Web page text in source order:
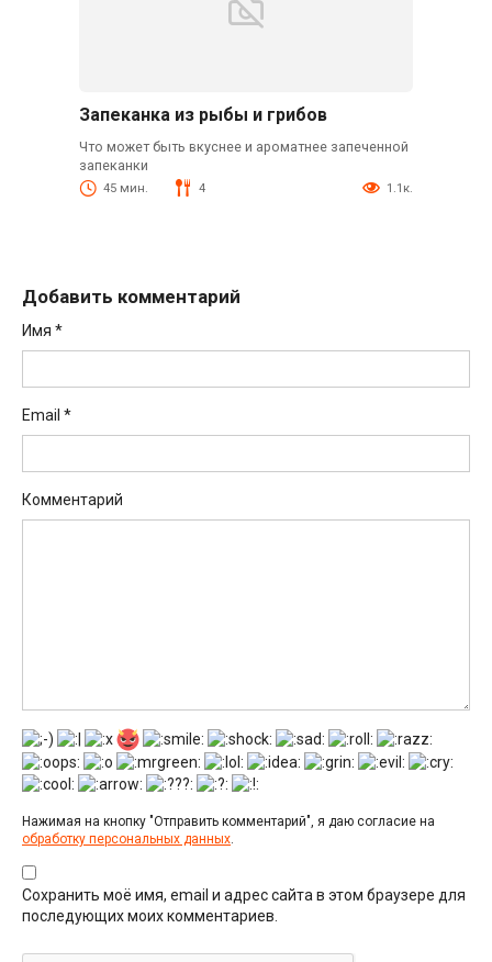
Запеканка из рыбы и грибов
Что может быть вкуснее и ароматнее запеченной
запеканки
45 мин. 4 1.1к.
Добавить комментарий
Имя *
Email *
Комментарий
Нажимая на кнопку "Отправить комментарий", я даю согласие на
обработку персональных данных
Сохранить моё имя, email и адрес сайта в этом браузере для
последующих моих комментариев.